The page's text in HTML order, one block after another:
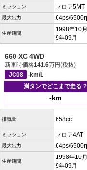
ミッション フロア5MT
最大出力 64ps/
生産期間
1998年10
9年09月
660 XC 4WD
新車時価格141.6万円(税抜)
JC08
-km/L
満タンでどこまで走る？
-km
排気量 658cc
ミッション フロア4AT
最大出力 64ps/
生産期間
1998年10
9年09月